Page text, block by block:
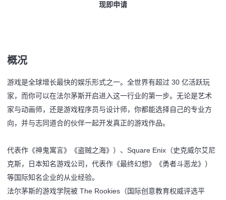
现即申请
概况
游戏是全球增长最快的娱乐形式之一。全世界有超过 30 亿活跃玩
家，而你可以在法尔茅斯开启进入这一行业的第一步。无论是艺术
家与动画师，还是游戏程序员与设计师，你都能选择自己的专业方
向，并与志同道合的伙伴一起开发真正的游戏作品。
代表作《神鬼寓言》《盗贼之海》）、Square Enix（史克威尔艾尼
克斯，日本知名游戏公司，代表作《最终幻想》《勇者斗恶龙》）
等国际知名企业的从业经验。
法尔茅斯的游戏学院被 The Rookies（国际创意教育权威评选平